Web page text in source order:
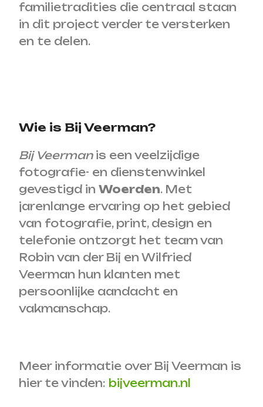
familietradities die centraal staan
in dit project verder te versterken
en te delen.
Wie is Bij Veerman?
Bij Veermanis een veelzijdige
fotografie- en dienstenwinkel
gevestigd inWoerden. Met
jarenlange ervaring op het gebied
van fotografie, print, design en
telefonie ontzorgt het team van
Robin van der Bij en Wilfried
Veerman hun klanten met
persoonlijke aandacht en
vakmanschap.
Meer informatie over Bij Veerman is
hier te vinden: bijveerman.nl